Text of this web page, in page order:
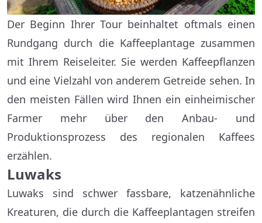
Der Beginn Ihrer Tour beinhaltet oftmals einen
Rundgang durch die Kaffeeplantage zusammen
mit Ihrem Reiseleiter. Sie werden Kaffeepflanzen
und eine Vielzahl von anderem Getreide sehen. In
den meisten Fällen wird Ihnen ein einheimischer
Farmer mehr über den Anbau- und
Produktionsprozess des regionalen Kaffees
erzählen.
Luwaks
Luwaks sind schwer fassbare, katzenähnliche
Kreaturen, die durch die Kaffeeplantagen streifen